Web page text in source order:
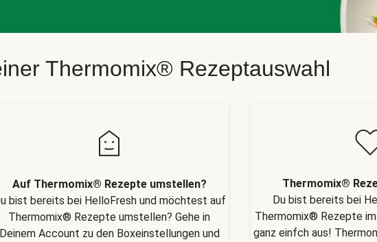
Thermomix® Rezeptauswahl
Auf Thermomix® Rezepte umstellen?
bist bereits bei HelloFresh und möchtest auf
Thermomix® Rezepte umstellen? Gehe in
Deinem Account zu den Boxeinstellungen und
Thermomix®
Du bist bereits bei
Thermomix® Rezepte
ganz einfch aus!